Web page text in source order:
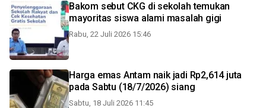
Bakom sebut CKG di sekolah temukan
mayoritas siswa alami masalah gigi
Rabu, 22 Juli 2026 15:46
Harga emas Antam naik jadi Rp2,614 juta
pada Sabtu (18/7/2026) siang
Sabtu, 18 Juli 2026 11:45